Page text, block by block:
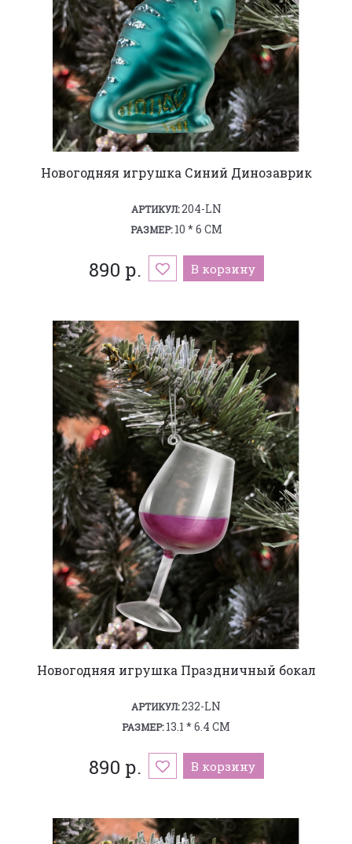
Новогодняя игрушка Синий Динозаврик
АРТИКУЛ:204-LN
РАЗМЕР:10 * 6 СМ
890 р. В корзину
Новогодняя игрушка Праздничный бокал
АРТИКУЛ:232-LN
РАЗМЕР:13.1 * 6.4 СМ
890 р. В корзину